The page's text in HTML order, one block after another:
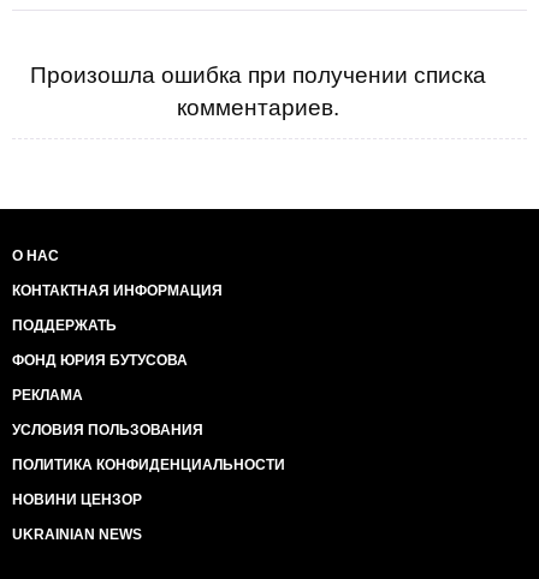
Произошла ошибка при получении списка
комментариев.
О НАС
КОНТАКТНАЯ ИНФОРМАЦИЯ
ПОДДЕРЖАТЬ
ФОНД ЮРИЯ БУТУСОВА
РЕКЛАМА
УСЛОВИЯ ПОЛЬЗОВАНИЯ
ПОЛИТИКА КОНФИДЕНЦИАЛЬНОСТИ
НОВИНИ ЦЕНЗОР
UKRAINIAN NEWS